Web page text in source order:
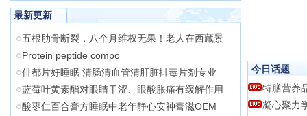
最新更新
五根肋骨断裂，八个月维权无果！老人在西藏景
Protein peptide compo
俳都片好睡眠 清肠清血管清肝脏排毒片剂专业
蓝莓叶黄素酯对眼睛干涩、眼酸胀痛有缓解作用
酸枣仁百合膏方睡眠中老年静心安神膏滋OEM
今日话题
特膳营养
凝心聚力